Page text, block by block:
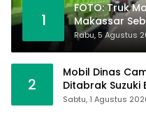
1
FOTO: Truk
Makassar
Tangan
Rabu, 5 Agustus
2
Mobil Dinas
Ditabrak Suzuki
Alhamdulillah
Sabtu, 1 Agustus